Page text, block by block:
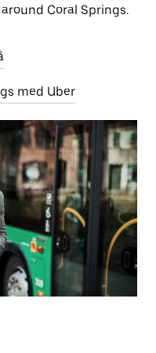
Coral Springs.
med Uber